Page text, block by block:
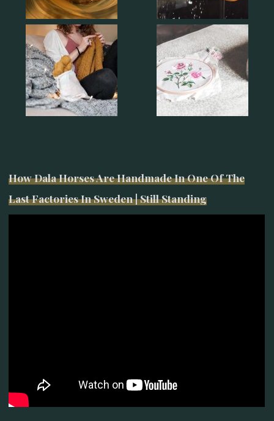
How Dala Horses Are Handmade In One Of The
Last Factories In Sweden | Still Standing